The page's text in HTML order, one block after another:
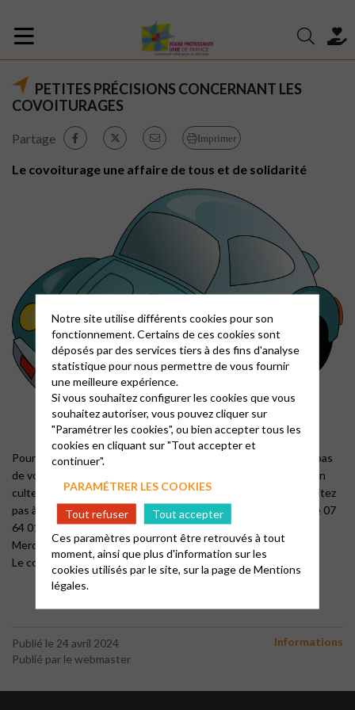
PETITES PRÉCISIONS CONCERNANT LES
COVOITURAGES
Partage Imprimer
Le covoiturage une affaire de tous et de solidarité
Pour des raisons de commodités réciproques, vous qui n’avez pas
de voiture ou qui souhaitez profiter d’une voiture pour aller à un
culte, une rencontre, une réunion paroissiale ou autre … n’hésitez
pas à appeler les chauffeurs que vous connaissez ou appelez le 07
64 01 83 10
Merci à vous de vous signaler
Le conseil presbytéral et les chauffeurs
Publié le 24 avril 2024
Publié par le webmaster
Informations
Notre site utilise différents cookies pour son
fonctionnement. Certains de ces cookies sont
déposés par des services tiers à des fins d'analyse
statistique pour nous permettre de vous fournir
une meilleure expérience.
Si vous souhaitez configurer les cookies que vous
souhaitez autoriser, vous pouvez cliquer sur
"Paramétrer les cookies", ou bien accepter tous les
cookies en cliquant sur "Tout accepter et
continuer".
PARAMÉTRER LES COOKIES
Tout refuser
Tout accepter
Ces paramètres pourront être retrouvés à tout
moment, ainsi que plus d'information sur les
cookies utilisés par le site, sur la page deMentions
légales.